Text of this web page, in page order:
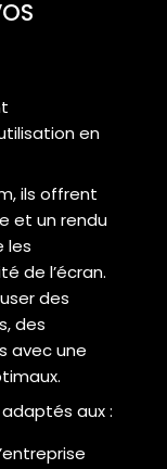
en
ils offrent
et un rendu
les
de l’écran.
des
des
avec une
aux :